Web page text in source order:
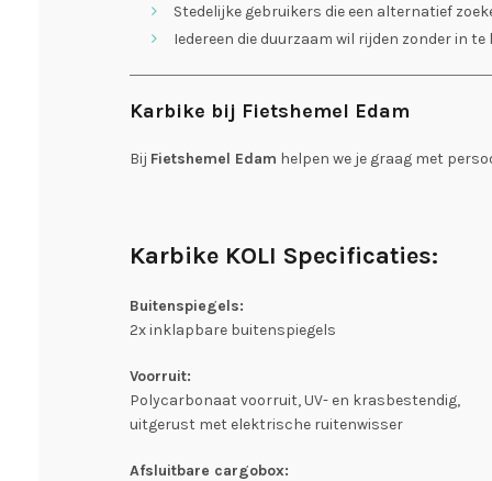
Stedelijke gebruikers die een alternatief
Iedereen die duurzaam wil rijden zonder in
Karbike bij Fietshemel Edam
Bij Fietshemel Edam helpen we je graag met
Karbike KOLI Specificaties:
Buitenspiegels:
2x inklapbare buitenspiegels
Voorruit:
Polycarbonaat voorruit, UV- en krasbestendig,
uitgerust met elektrische ruitenwisser
Afsluitbare cargobox: